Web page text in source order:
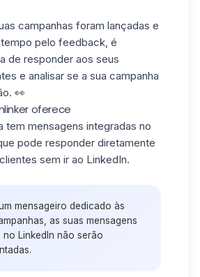
campanhas foram lançadas e
pelo feedback, é
de responder aos seus
e analisar se a sua campanha
👀
oferece
tem mensagens integradas no
pode responder diretamente
sem ir ao LinkedIn.
mensageiro dedicado às
as suas mensagens
no LinkedIn não serão